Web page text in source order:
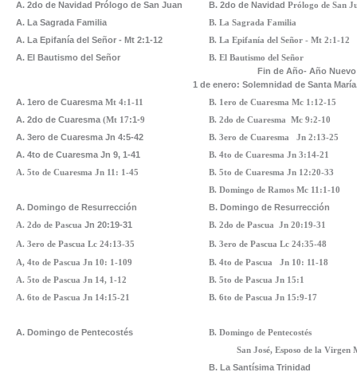
A. 2do de Navidad Prólogo de San Juan
B. 2do de Navidad Prólogo de San
A. La Sagrada Familia
B. La Sagrada Familia
A. La Epifanía del Señor - Mt 2:1-12
B. La Epifanía del Señor - Mt 2:1-12
A. El Bautismo del Señor
B. El Bautismo del Señor
Fin de Año- Año Nuevo
1 de enero: Solemnidad de Santa
A. 1ero de Cuaresma Mt 4:1-11
B. 1ero de Cuaresma Mc 1:12-15
A. 2do de Cuaresma (Mt 17:1-9
B. 2do de Cuaresma Mc 9:2-10
A. 3ero de Cuaresma Jn 4:5-42
B. 3ero de Cuaresma Jn 2:13-25
A. 4to de Cuaresma Jn 9, 1-41
B. 4to de Cuaresma Jn 3:14-21
A. 5to de Cuaresma Jn 11: 1-45
B. 5to de Cuaresma Jn 12:20-33
B. Domingo de Ramos Mc 11:1-10
A. Domingo de Resurrección
B. Domingo de Resurrección
A. 2do de Pascua Jn 20:19-31
B. 2do de Pascua Jn 20:19-31
A. 3ero de Pascua Lc 24:13-35
B. 3ero de Pascua Lc 24:35-48
A, 4to de Pascua Jn 10: 1-109 B. 4to de Pascua Jn 10: 11-18
A. 5to de Pascua Jn 14, 1-12 B. 5to de Pascua Jn 15:1
A. 6to de Pascua Jn 14:15-21
B. 6to de Pascua Jn 15:9-17
A. Domingo de Pentecostés
B. Domingo de Pentecostés
San José, Esposo de la Virgen
B. La Santísima Trinidad